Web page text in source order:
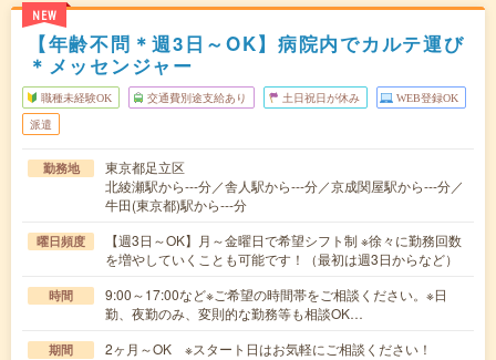
NEW
【年齢不問＊週3日～OK】病院内でカルテ運び
＊メッセンジャー
職種未経験OK 交通費別途支給あり 土日祝日が休み WEB登録OK
派遣
勤務地
東京都足立区
北綾瀬駅から---分／舎人駅から---分／京成関屋駅から---分／
牛田(東京都)駅から---分
曜日頻度
【週3日～OK】月～金曜日で希望シフト制 ※徐々に勤務回数
を増やしていくことも可能です！（最初は週3日からなど）
時間
9:00～17:00など※ご希望の時間帯をご相談ください。※日
勤、夜勤のみ、変則的な勤務等も相談OK…
期間 2ヶ月～OK ※スタート日はお気軽にご相談ください！